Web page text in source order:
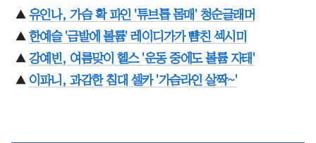
▲ 유인나, 가슴 확 파인 '튜브톱 몸매' 청순글래머
▲ 한예슬 '금발에 볼륨' 레이디가가 뺨친 섹시미
▲ 강예빈, 여름맞이 헬스 '운동 중에도 볼륨 자태'
▲ 이파니, 과감한 침대 셀카 '가슴라인 살짝~'